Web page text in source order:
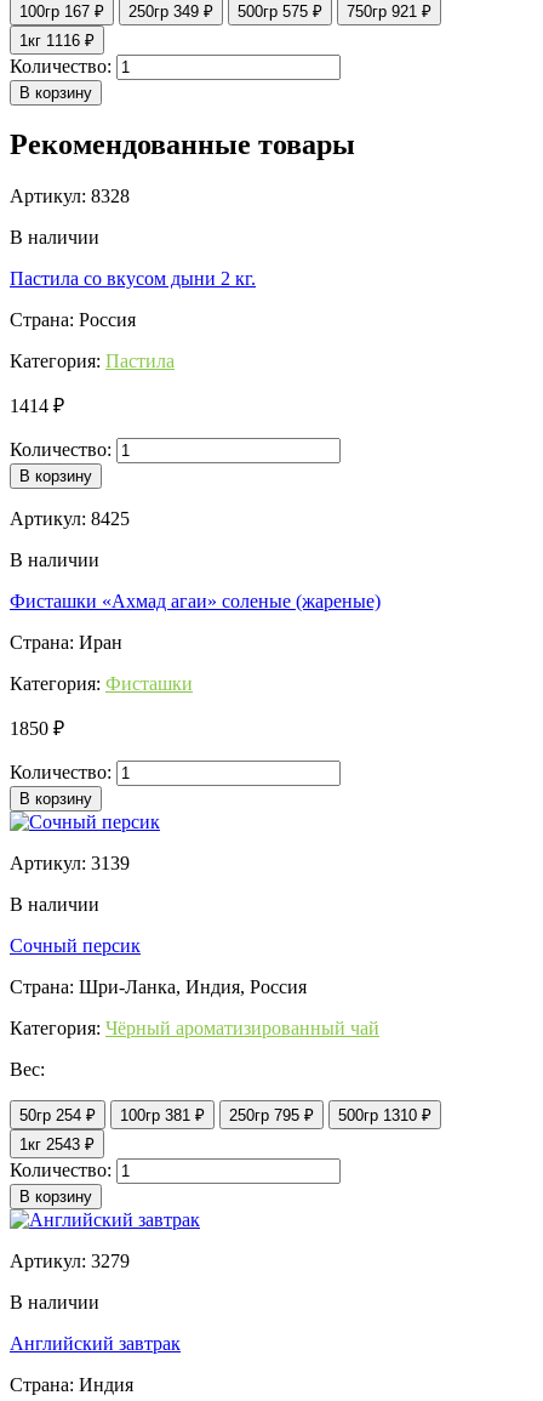
100гр 167 ₽ 250гр 349 ₽ 500гр 575 ₽ 750гр 921 ₽
1кг 1116 ₽
Количество:
В корзину
Рекомендованные товары
Артикул: 8328
В наличии
Пастила со вкусом дыни 2 кг.
Страна: Россия
Категория: Пастила
1414 ₽
Количество:
В корзину
Артикул: 8425
В наличии
Фисташки «Ахмад агаи» соленые (жареные)
Страна: Иран
Категория: Фисташки
1850 ₽
Количество:
В корзину
Артикул: 3139
В наличии
Сочный персик
Страна: Шри-Ланка, Индия, Россия
Категория: Чёрный ароматизированный чай
Вес:
50гр 254 ₽ 100гр 381 ₽ 250гр 795 ₽ 500гр 1310 ₽
1кг 2543 ₽
Количество:
В корзину
Артикул: 3279
В наличии
Английский завтрак
Страна: Индия